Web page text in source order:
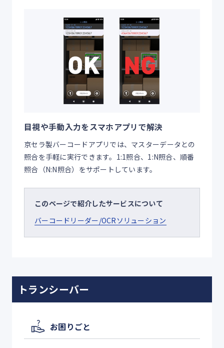
目視や手動入力をスマホアプリで解決
京セラ製バーコードアプリでは、マスターデータとの
照合を手軽に実行できます。1:1照合、1:N照合、順番
照合（N:N照合）をサポートしています。
このページで紹介したサービスについて
バーコードリーダー/OCRソリューション
トランシーバー
お困りごと